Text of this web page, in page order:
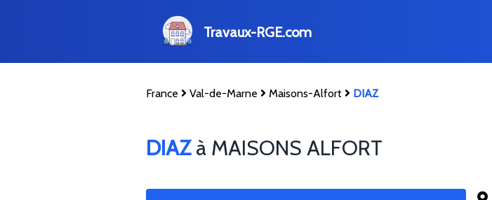
Travaux-RGE.com
France Val-de-Marne Maisons-Alfort DIAZ
DIAZà MAISONS ALFORT